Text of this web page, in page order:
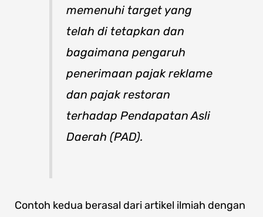
memenuhi target yang
telah di tetapkan dan
bagaimana pengaruh
penerimaan pajak reklame
dan pajak restoran
terhadap Pendapatan Asli
Daerah (PAD).
Contoh kedua berasal dari artikel ilmiah dengan